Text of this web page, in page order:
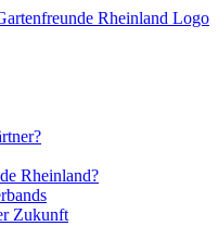
Rheinland?
Zukunft